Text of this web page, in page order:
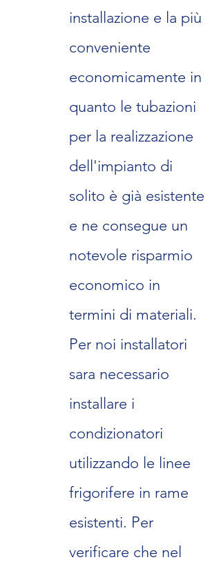
installazione e la più
conveniente
economicamente in
quanto le tubazioni
per la realizzazione
dell'impianto di
solito è già esistente
e ne consegue un
notevole risparmio
economico in
termini di materiali.
Per noi installatori
sara necessario
installare i
condizionatori
utilizzando le linee
frigorifere in rame
esistenti. Per
verificare che nel